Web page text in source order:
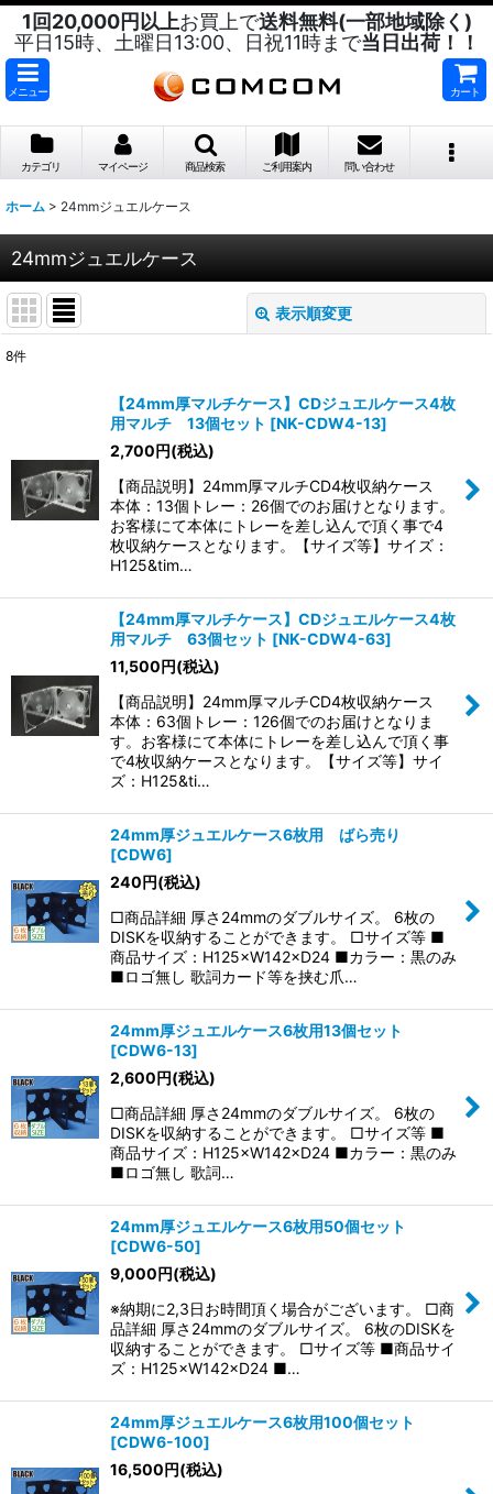
1回20,000円以上お買上で送料無料(一部地域除く)
平日15時、土曜日13:00、日祝11時まで当日出荷！！
メニュー カート
カテゴリ マイページ 商品検索 ご利用案内 問い合わせ
ホーム > 24mmジュエルケース
24mmジュエルケース
表示順変更
絞り込む
8件
【24mm厚マルチケース】CDジュエルケース4枚
用マルチ 13個セット [NK-CDW4-13]
2,700円(税込)
【商品説明】24mm厚マルチCD4枚収納ケース
本体：13個トレー：26個でのお届けとなります。
お客様にて本体にトレーを差し込んで頂く事で4
枚収納ケースとなります。【サイズ等】サイズ：
H125&tim…
【24mm厚マルチケース】CDジュエルケース4枚
用マルチ 63個セット [NK-CDW4-63]
11,500円(税込)
【商品説明】24mm厚マルチCD4枚収納ケース
本体：63個トレー：126個でのお届けとなりま
す。お客様にて本体にトレーを差し込んで頂く事
で4枚収納ケースとなります。【サイズ等】サイ
ズ：H125&ti…
24mm厚ジュエルケース6枚用 ばら売り
[CDW6]
240円(税込)
□商品詳細 厚さ24mmのダブルサイズ。 6枚の
DISKを収納することができます。 □サイズ等 ■
商品サイズ：H125×W142×D24 ■カラー：黒のみ
■ロゴ無し 歌詞カード等を挟む爪…
24mm厚ジュエルケース6枚用13個セット
[CDW6-13]
2,600円(税込)
□商品詳細 厚さ24mmのダブルサイズ。 6枚の
DISKを収納することができます。 □サイズ等 ■
商品サイズ：H125×W142×D24 ■カラー：黒のみ
■ロゴ無し 歌詞…
24mm厚ジュエルケース6枚用50個セット
[CDW6-50]
9,000円(税込)
※納期に2,3日お時間頂く場合がございます。 □商
品詳細 厚さ24mmのダブルサイズ。 6枚のDISKを
収納することができます。 □サイズ等 ■商品サイ
ズ：H125×W142×D24 ■…
24mm厚ジュエルケース6枚用100個セット
[CDW6-100]
16,500円(税込)